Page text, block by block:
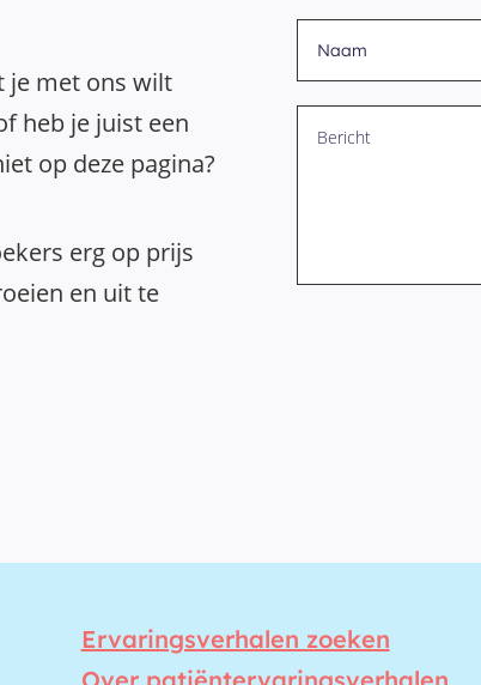
je met ons wilt
heb je juist een
op deze pagina?
erg op prijs
en uit te
Ervaringsverhalen zoeken